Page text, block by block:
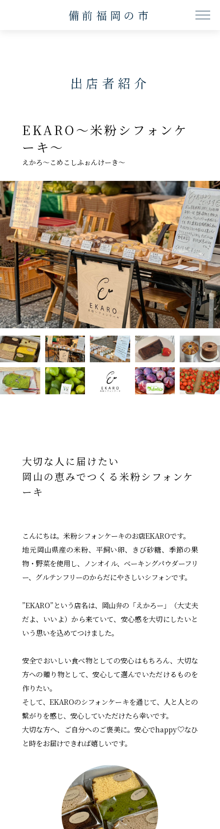
備前福岡の市
出店者紹介
EKARO〜米粉シフォンケ
ーキ〜
えかろ〜こめこしふぉんけーき〜
大切な人に届けたい
岡山の恵みでつくる米粉シフォンケ
ーキ
こんにちは。米粉シフォンケーキのお店EKAROです。
地元岡山県産の米粉、平飼い卵、きび砂糖、季節の果
物・野菜を使用し、ノンオイル、ベーキングパウダーフリ
ー、グルテンフリーのからだにやさしいシフォンです。
”EKARO”という店名は、岡山弁の「えかろー」（大丈夫
だよ、いいよ）から来ていて、安心感を大切にしたいと
いう思いを込めてつけました。
安全でおいしい食べ物としての安心はもちろん、大切な
方への贈り物として、安心して選んでいただけるものを
作りたい。
そして、EKAROのシフォンケーキを通じて、人と人との
繋がりを感じ、安心していただけたら幸いです。
大切な方へ、ご自分へのご褒美に。安心でhappy♡なひ
と時をお届けできれば嬉しいです。